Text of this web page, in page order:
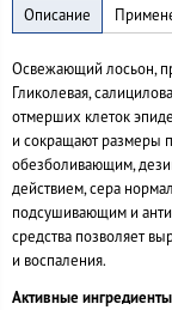
Освежающий лосьон,
Гликолевая,
отмерших клеток
и сокращают размеры
обезболивающим,
действием, сера
подсушивающим и
средства позволяет
и воспаления.
Активные ингредиенты